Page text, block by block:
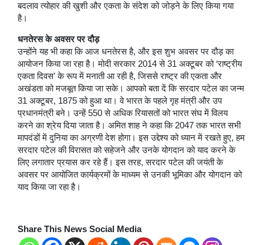
बदलाव त्योहार की खुशी और एकता के संदेश को जोड़ने के लिए किया गया
है।
धनतेरस के अवसर पर दौड़
उन्होंने यह भी कहा कि आज धनतेरस है, और इस शुभ अवसर पर दौड़ का
आयोजन किया जा रहा है। मोदी सरकार 2014 से 31 अक्टूबर को ‘राष्ट्रीय
एकता दिवस’ के रूप में मनाती आ रही है, जिससे राष्ट्र की एकता और
अखंडता को मजबूत किया जा सके। आपको बता दें कि सरदार पटेल का जन्म
31 अक्टूबर, 1875 को हुआ था। वे भारत के पहले गृह मंत्री और उप
प्रधानमंत्री बने। उन्हें 550 से अधिक रियासतों को भारत संघ में विलय
करने का श्रेय दिया जाता है। अमित शाह ने कहा कि 2047 तक भारत सभी
मापदंडों में दुनिया का अग्रणी देश होगा। इस उद्देश्य को ध्यान में रखते हुए, हम
सरदार पटेल की विरासत को सहेजने और उनके योगदान को याद करने के
लिए लगातार प्रयास कर रहे हैं। इस तरह, सरदार पटेल की जयंती के
अवसर पर आयोजित कार्यक्रमों के माध्यम से उनकी भूमिका और योगदान को
याद किया जा रहा है।
Share This News Social Media